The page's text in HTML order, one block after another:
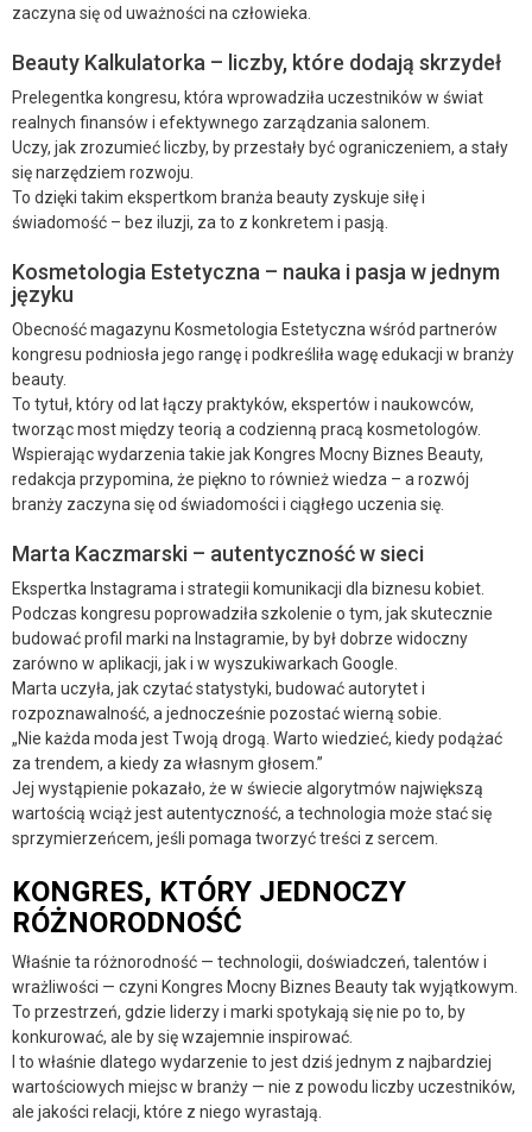
zaczyna się od uważności na człowieka.
Beauty Kalkulatorka – liczby, które dodają skrzydeł
Prelegentka kongresu, która wprowadziła uczestników w świat
realnych finansów i efektywnego zarządzania salonem.
Uczy, jak zrozumieć liczby, by przestały być ograniczeniem, a stały
się narzędziem rozwoju.
To dzięki takim ekspertkom branża beauty zyskuje siłę i
świadomość – bez iluzji, za to z konkretem i pasją.
Kosmetologia Estetyczna – nauka i pasja w jednym
języku
Obecność magazynu Kosmetologia Estetyczna wśród partnerów
kongresu podniosła jego rangę i podkreśliła wagę edukacji w branży
beauty.
To tytuł, który od lat łączy praktyków, ekspertów i naukowców,
tworząc most między teorią a codzienną pracą kosmetologów.
Wspierając wydarzenia takie jak Kongres Mocny Biznes Beauty,
redakcja przypomina, że piękno to również wiedza – a rozwój
branży zaczyna się od świadomości i ciągłego uczenia się.
Marta Kaczmarski – autentyczność w sieci
Ekspertka Instagrama i strategii komunikacji dla biznesu kobiet.
Podczas kongresu poprowadziła szkolenie o tym, jak skutecznie
budować profil marki na Instagramie, by był dobrze widoczny
zarówno w aplikacji, jak i w wyszukiwarkach Google.
Marta uczyła, jak czytać statystyki, budować autorytet i
rozpoznawalność, a jednocześnie pozostać wierną sobie.
„Nie każda moda jest Twoją drogą. Warto wiedzieć, kiedy podążać
za trendem, a kiedy za własnym głosem.”
Jej wystąpienie pokazało, że w świecie algorytmów największą
wartością wciąż jest autentyczność, a technologia może stać się
sprzymierzeńcem, jeśli pomaga tworzyć treści z sercem.
KONGRES, KTÓRY JEDNOCZY
RÓŻNORODNOŚĆ
Właśnie ta różnorodność — technologii, doświadczeń, talentów i
wrażliwości — czyni Kongres Mocny Biznes Beauty tak wyjątkowym.
To przestrzeń, gdzie liderzy i marki spotykają się nie po to, by
konkurować, ale by się wzajemnie inspirować.
I to właśnie dlatego wydarzenie to jest dziś jednym z najbardziej
wartościowych miejsc w branży — nie z powodu liczby uczestników,
ale jakości relacji, które z niego wyrastają.